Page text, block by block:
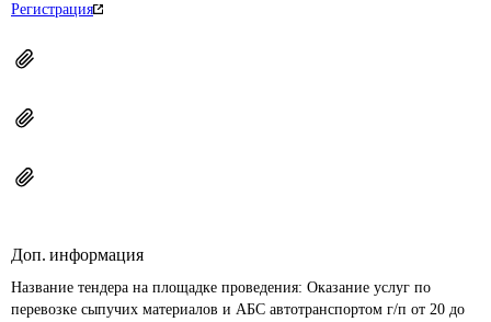
Регистрация
Доп. информация
Название тендера на площадке проведения: Оказание услуг по
перевозке сыпучих материалов и АБС автотранспортом г/п от 20 до